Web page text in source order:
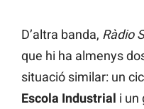
D’altra banda, Ràdio
que hi ha almenys
situació similar: un
Escola Industrial i un